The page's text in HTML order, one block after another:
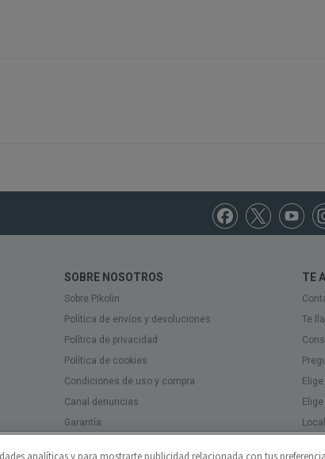
SOBRE NOSOTROS
Sobre Pikolin
Política de envíos y devoluciones
Política de privacidad
Política de cookies
Condiciones de uso y compra
Canal denuncias
Garantía
TE
Te
Elige
Elige
analíticas y para mostrarte publicidad relacionada con tus